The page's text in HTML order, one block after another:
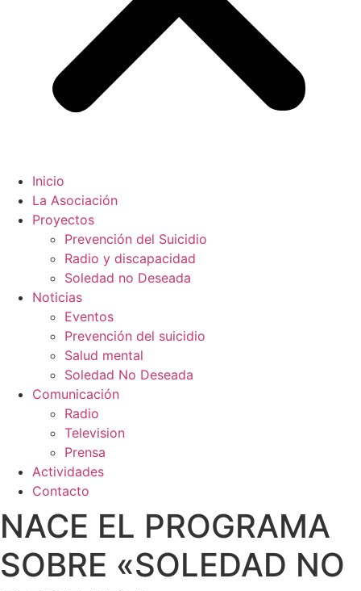
Inicio
La Asociación
Proyectos
Prevención del Suicidio
Radio y discapacidad
Soledad no Deseada
Noticias
Eventos
Prevención del suicidio
Salud mental
Soledad No Deseada
Comunicación
Radio
Television
Prensa
Actividades
Contacto
NACE EL PROGRAMA
SOBRE «SOLEDAD NO